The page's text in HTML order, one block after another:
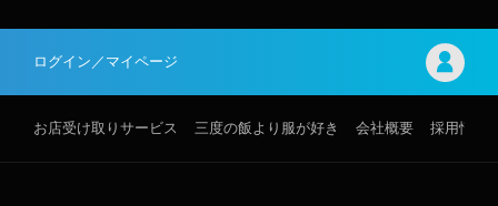
ログイン／マイページ
お店受け取りサービス 三度の飯より服が好き 会社概要 採用情報